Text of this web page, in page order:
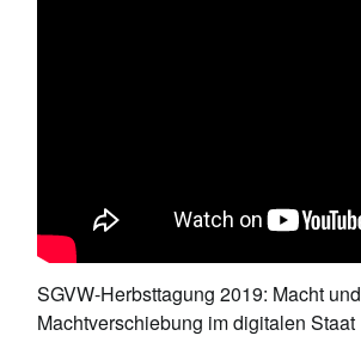
SGVW-Herbsttagung 2019: Macht und
Machtverschiebung im digitalen Staat